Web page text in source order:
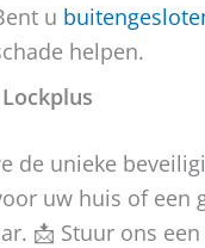
u
helpen.
de unieke
uw huis of een
📩 Stuur ons